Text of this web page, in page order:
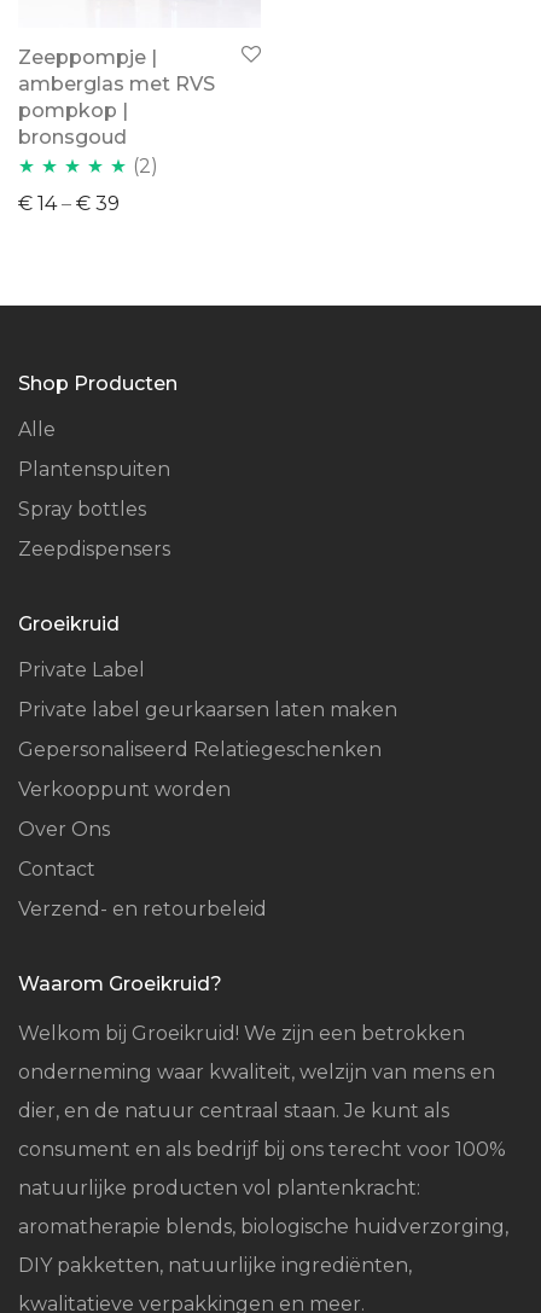
Zeeppompje |
amberglas met RVS
pompkop |
bronsgoud
Waardering
(2)
€ 14– € 39
Shop Producten
Alle
Plantenspuiten
Spray bottles
Zeepdispensers
Groeikruid
Private Label
Private label geurkaarsen laten maken
Gepersonaliseerd Relatiegeschenken
Verkooppunt worden
Over Ons
Contact
Verzend- en retourbeleid
Waarom Groeikruid?
Welkom bij Groeikruid! We zijn een betrokken
onderneming waar kwaliteit, welzijn van mens en
dier, en de natuur centraal staan. Je kunt als
consument en als bedrijf bij ons terecht voor 100%
natuurlijke producten vol plantenkracht:
aromatherapie blends, biologische huidverzorging,
DIY pakketten, natuurlijke ingrediënten,
kwalitatieve verpakkingen en meer.